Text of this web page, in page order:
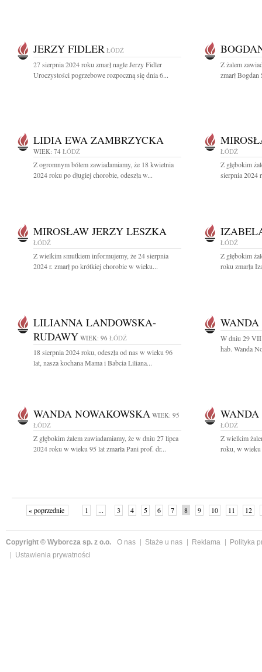
JERZY FIDLER ŁÓDŹ
27 sierpnia 2024 roku zmarł nagle Jerzy Fidler
Uroczystości pogrzebowe rozpoczną się dnia 6...
Z żalem
zmarł
LIDIA EWA ZAMBRZYCKA
WIEK: 74 ŁÓDŹ
Z ogromnym bólem zawiadamiamy, że 18 kwietnia
2024 roku po długiej chorobie, odeszła w...
ŁÓDŹ
Z głębokim
sierpnia 2024
MIROSŁAW JERZY LESZKA
ŁÓDŹ
Z wielkim smutkiem informujemy, że 24 sierpnia
2024 r. zmarł po krótkiej chorobie w wieku...
ŁÓDŹ
Z głębokim
roku zmarła
LILIANNA LANDOWSKA-
RUDAWY WIEK: 96 ŁÓDŹ
18 sierpnia 2024 roku, odeszła od nas w wieku 96
lat, nasza kochana Mama i Babcia Liliana...
WANDA
W dniu 29 VII
hab. Wanda
WANDA NOWAKOWSKA WIEK: 95
ŁÓDŹ
Z głębokim żalem zawiadamiamy, że w dniu 27 lipca
2024 roku w wieku 95 lat zmarła Pani prof. dr...
WANDA
ŁÓDŹ
Z wielkim
roku, w wieku
« poprzednie 1 ... 3 4 5 6 7 8 9 10 11 12
Copyright © Wyborcza sp. z o.o. O nas Staże u nas Reklama
Polityka
Ustawienia prywatności